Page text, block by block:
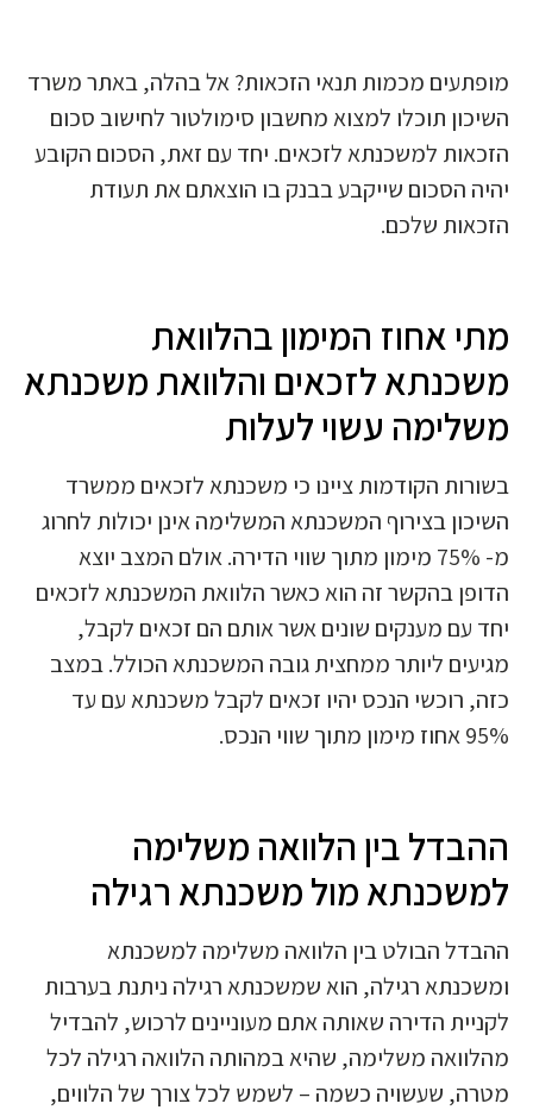
מופתעים מכמות תנאי הזכאות? אל בהלה, באתר משרד
השיכון תוכלו למצוא מחשבון סימולטור לחישוב סכום
הזכאות למשכנתא לזכאים. יחד עם זאת, הסכום הקובע
יהיה הסכום שייקבע בבנק בו הוצאתם את תעודת
הזכאות שלכם.
מתי אחוז המימון בהלוואת
משכנתא לזכאים והלוואת משכנתא
משלימה עשוי לעלות
בשורות הקודמות ציינו כי משכנתא לזכאים ממשרד
השיכון בצירוף המשכנתא המשלימה אינן יכולות לחרוג
מ- 75% מימון מתוך שווי הדירה. אולם המצב יוצא
הדופן בהקשר זה הוא כאשר הלוואת המשכנתא לזכאים
יחד עם מענקים שונים אשר אותם הם זכאים לקבל,
מגיעים ליותר ממחצית גובה המשכנתא הכולל. במצב
כזה, רוכשי הנכס יהיו זכאים לקבל משכנתא עם עד
95% אחוז מימון מתוך שווי הנכס.
ההבדל בין הלוואה משלימה
למשכנתא מול משכנתא רגילה
ההבדל הבולט בין הלוואה משלימה למשכנתא
ומשכנתא רגילה, הוא שמשכנתא רגילה ניתנת בערבות
לקניית הדירה שאותה אתם מעוניינים לרכוש, להבדיל
מהלוואה משלימה, שהיא במהותה הלוואה רגילה לכל
מטרה, שעשויה כשמה – לשמש לכל צורך של הלווים,